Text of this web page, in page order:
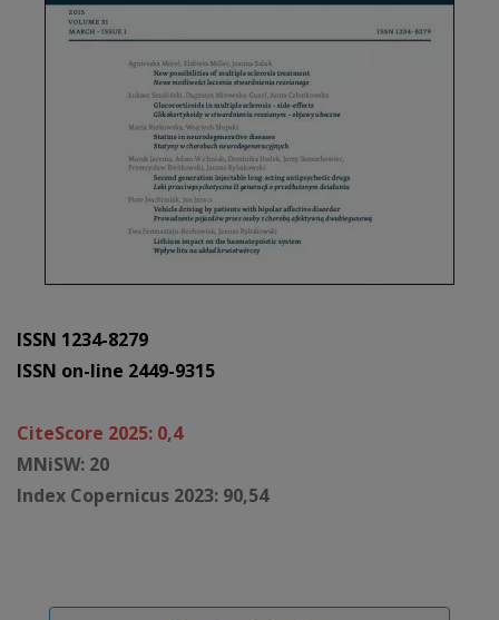
ISSN 1234-8279
ISSN on-line 2449-9315
CiteScore 2025: 0,4
MNiSW: 20
Index Copernicus 2023: 90,54